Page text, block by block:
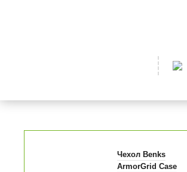
Чехол Benks
ArmorGrid Case